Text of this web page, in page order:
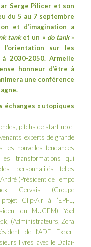
Serge Pilicer et son
du 5 au 7 septembre
et d’imagination a
tanket un « do tank»
sur les
2030-2050. Armelle
honneur d’être à
une conférence
échanges « utopiques
pitchs de start-up et
experts de grande
les nouvelles tendances
transformations qui
personnalités telles
(Président de Tempo
Gervais (Groupe
Clip-Air à l’EPFL,
du MUCEM), Yoel
(Administrateurs, Zora
de l’ADF, Expert
livres avec le Dalaï-